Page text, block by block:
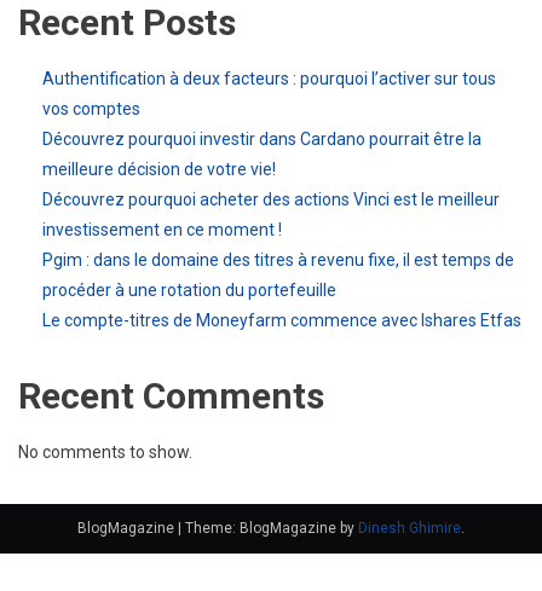
Recent Posts
Authentification à deux facteurs : pourquoi l’activer sur tous
vos comptes
Découvrez pourquoi investir dans Cardano pourrait être la
meilleure décision de votre vie!
Découvrez pourquoi acheter des actions Vinci est le meilleur
investissement en ce moment !
Pgim : dans le domaine des titres à revenu fixe, il est temps de
procéder à une rotation du portefeuille
Le compte-titres de Moneyfarm commence avec Ishares Etfas
Recent Comments
No comments to show.
BlogMagazine Theme: BlogMagazine by Dinesh Ghimire.